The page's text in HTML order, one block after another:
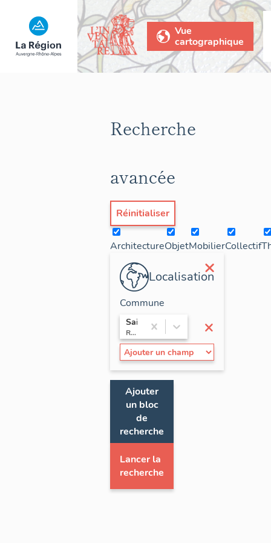
Vue
cartographique
Recherche
avancée
Réinitialiser
ArchitectureObjetMobilierCollectif
×
Localisation
×
Commune
Saint-Victor-de-Cessieu
Rhône-Alpes / Isère
Ajouter
un bloc
de
recherche
Lancer la
recherche